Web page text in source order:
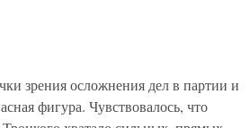
зрения осложнения дел в партии и
фигура. Чувствовалось, что